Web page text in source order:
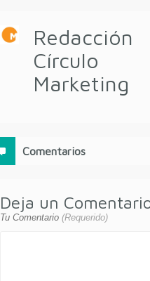
Redacción
Círculo
Marketing
Comentarios
Deja un
Tu Comentario (Requerido)